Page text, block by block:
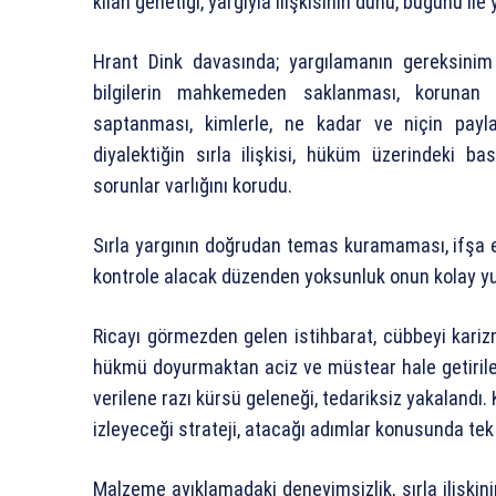
Hrant Dink davasında; yargılamanın
bilgilerin mahkemeden saklanması,
saptanması, kimlerle, ne kadar ve niçin
diyalektiğin sırla ilişkisi, hüküm üzerindeki
sorunlar varlığını korudu.
Sırla yargının doğrudan temas kuramaması,
kontrole alacak düzenden yoksunluk onun kolay
Ricayı görmezden gelen istihbarat, cübbeyi
hükmü doyurmaktan aciz ve müstear hale
verilene razı kürsü geleneği, tedariksiz
izleyeceği strateji, atacağı adımlar konusunda tek
Malzeme ayıklamadaki deneyimsizlik, sırla